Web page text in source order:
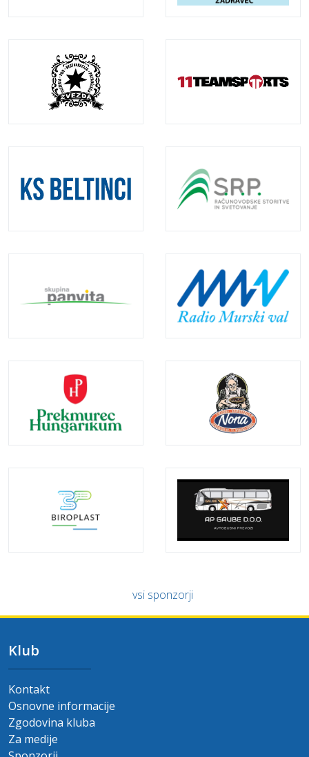
vsi sponzorji
Klub
Kontakt
Osnovne informacije
Zgodovina kluba
Za medije